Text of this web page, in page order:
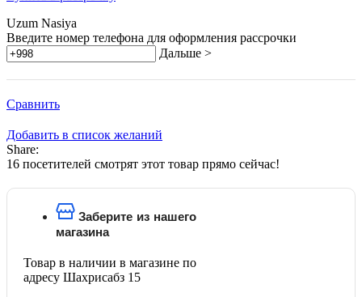
Uzum Nasiya
Введите номер телефона для оформления рассрочки
Дальше >
Сравнить
Добавить в список желаний
Share:
16 посетителей смотрят этот товар прямо сейчас!
Заберите из нашего
магазина
Товар в наличии в магазине по
адресу Шахрисабз 15